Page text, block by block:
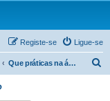
Ligue-se
Registe-se
Que práticas na área da leitura?